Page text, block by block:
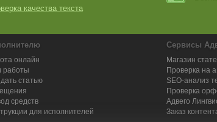
качества текста
онлайн
работы
статью
средств
для исполнителей
Сервисы
Магазин
Проверка на
SEO-анализ
Проверка
Адвего
Заказ